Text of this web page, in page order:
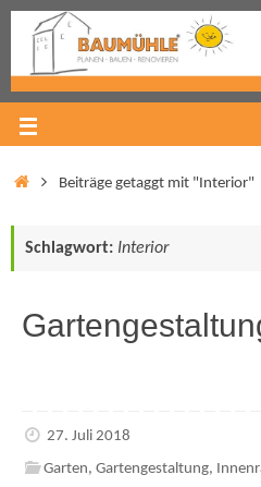
Beiträge getaggt mit "Interior"
Schlagwort: Interior
27. Juli 2018
Garten,Gartengestaltung,